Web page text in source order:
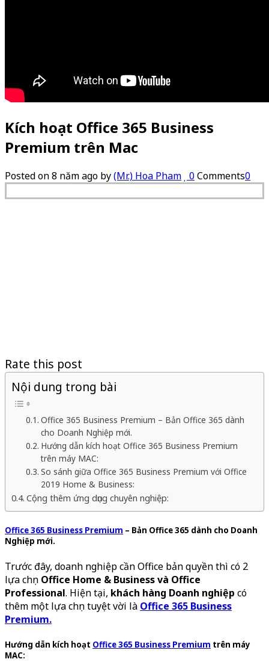
Kích hoạt Office 365 Business
Premium trên Mac
Posted on8 năm ago by(Mr.) Hoa Pham 0Comments0
Rate this post
Nội dung trong bài
Office 365 Business Premium – Bản Office 365 dành
cho Doanh Nghiệp mới.
Hướng dẫn kích hoạt Office 365 Business Premium
trên máy MAC:
So sánh giữa Office 365 Business Premium với Office
2019 Home & Business:
Cộng thêm ứng dụng chuyên nghiệp:
Office 365 Business Premium – Bản Office 365 dành cho Doanh
Nghiệp mới.
Trước đây, doanh nghiệp cần Office bản quyền thì có 2
lựa chọn Office Home & Business và Office
Professional. Hiện tại, khách hàng Doanh nghiệp có
thêm một lựa chọn tuyệt vời là Office 365 Business
Premium.
Hướng dẫn kích hoạt Office 365 Business Premium trên máy
MAC: